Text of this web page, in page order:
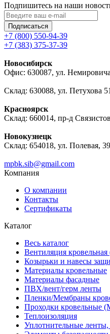
Подпишитесь на наши
Подписаться
+7 (800) 550-94-39
+7 (383) 375-37-39
Новосибирск
Офис: 630087, ул.
Склад: 630088, ул. Петухова
Красноярск
Склад: 660014, пр-д
Новокузнецк
Склад: 654018, ул. Полевая,
mpbk.sib@gmail.com
Компания
О компании
Контакты
Сертификаты
Каталог
Весь каталог
Вентиляция
Козырьки и навесы
Материалы кровельные
Материалы фасадные
ПВХ/вент/герм ленты
Пленки/Мембраны
Проходки кровельные
Теплоизоляция
Уплотнительные